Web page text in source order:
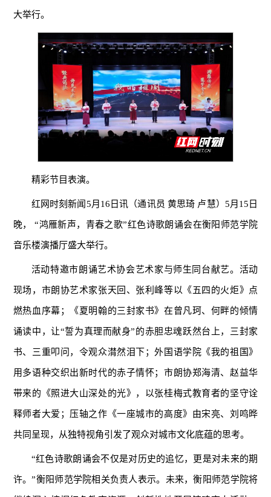
大举行。
精彩节目表演。
红网时刻新闻5月16日讯（通讯员 黄思琦 卢慧）5月15日
晚， “鸿雁新声，青春之歌”红色诗歌朗诵会在衡阳师范学院
音乐楼演播厅盛大举行。
活动特邀市朗诵艺术协会艺术家与师生同台献艺。活动
现场，市朗协艺术家张天回、张利峰等以《五四的火炬》点
燃热血序幕；《夏明翰的三封家书》在曾凡珂、何畔的倾情
诵读中，让“誓为真理而献身”的赤胆忠魂跃然台上，三封家
书、三重叩问，令观众潸然泪下；外国语学院《我的祖国》
用多语种交织出新时代的赤子情怀；市朗协郑海清、赵益华
带来的《照进大山深处的光》，以张桂梅式教育者的坚守诠
释师者大爱；压轴之作《一座城市的高度》由宋亮、刘鸣晔
共同呈现，从独特视角引发了观众对城市文化底蕴的思考。
“红色诗歌朗诵会不仅是对历史的追忆，更是对未来的期
许。”衡阳师范学院相关负责人表示。未来，衡阳师范学院将